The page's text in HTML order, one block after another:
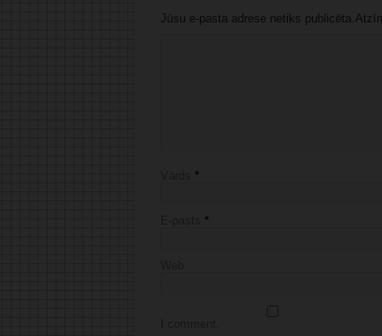
Jūsu e-pasta adrese netiks
*
*